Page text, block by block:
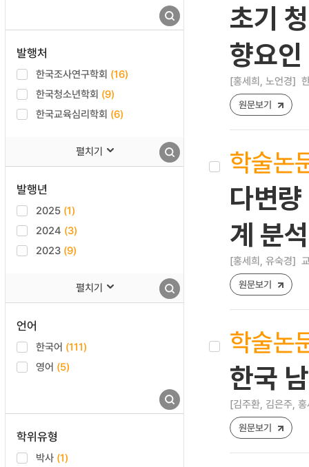
발행처
한국조사연구학회 (16)
한국청소년학회 (9)
한국교육심리학회 (6)
펼치기
발행년
2025 (1)
2024 (3)
2023 (9)
펼치기
언어
한국어 (111)
영어 (5)
학위유형
박사 (1)
초기
향요
[홍세희, 노언경]
원문보기
학술논
다변
계 분석
[홍세희, 유숙경]
원문보기
학술논
한국
[김주환, 김은주,
원문보기